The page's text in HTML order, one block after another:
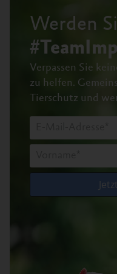
Werden
Verpassen Sie
zu helfen.
Tierschutz und